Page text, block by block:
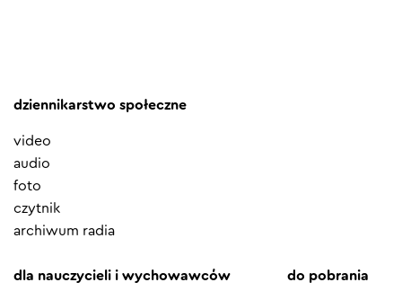
dziennikarstwo społeczne
video
audio
foto
czytnik
archiwum radia
dla nauczycieli i wychowawców do pobrania